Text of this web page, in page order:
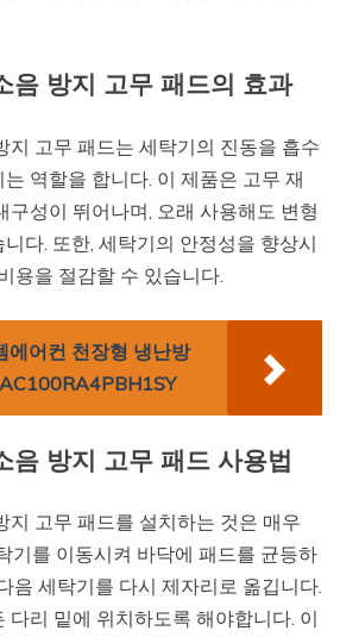
음 방지 고무 패드의 효과
지 고무 패드는 세탁기의 진동을 흡수
역할을 합니다. 이 제품은 고무 재
구성이 뛰어나며, 오래 사용해도 변형
다. 또한, 세탁기의 안정성을 향상시
용을 절감할 수 있습니다.
에어컨 천장형 냉난방
음 방지 고무 패드 사용법
지 고무 패드를 설치하는 것은 매우
기를 이동시켜 바닥에 패드를 균등하
음 세탁기를 다시 제자리로 옮깁니다.
다리 밑에 위치하도록 해야합니다. 이